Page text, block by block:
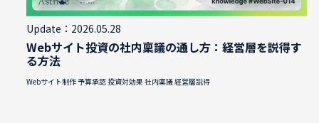
Update：2026.05.28
Webサイト投資の社内稟議の通し方：経営層を説得す
る方法
Webサイト制作予算承認投資対効果 社内稟議経営層説得